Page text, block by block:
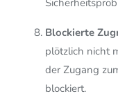
Blockierte
plötzlich nicht
der Zugang
blockiert.